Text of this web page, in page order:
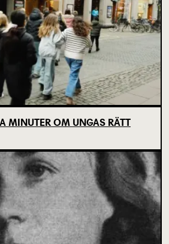
MINUTER OM UNGAS RÄTT